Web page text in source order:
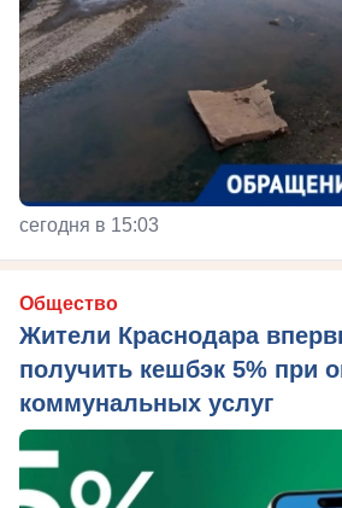
сегодня в 15:03
Общество
Жители Краснодара
получить кешбэк 5% при
коммунальных услуг